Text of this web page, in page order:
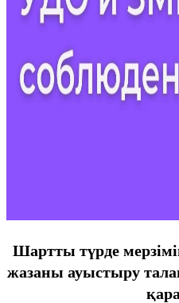
Шартты түрде
жазаны ауыстыру